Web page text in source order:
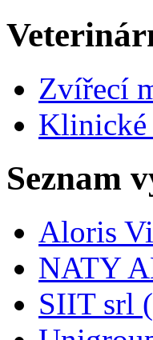
Zvířecí
Klinické
Seznam
Aloris
NATY
SIIT srl